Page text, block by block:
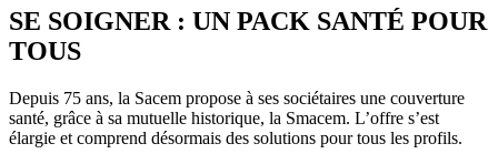
SE SOIGNER : UN PACK SANTÉ POUR
TOUS
Depuis 75 ans, la Sacem propose à ses sociétaires une couverture
santé, grâce à sa mutuelle historique, la Smacem. L’offre s’est
élargie et comprend désormais des solutions pour tous les profils.